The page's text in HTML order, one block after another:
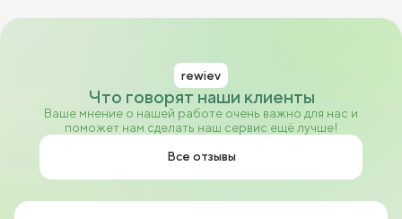
Что говорят наши клиенты
rewiev
Ваше мнение о нашей работе очень важно для нас и
поможет нам сделать наш сервис ещё лучше!
Все отзывы